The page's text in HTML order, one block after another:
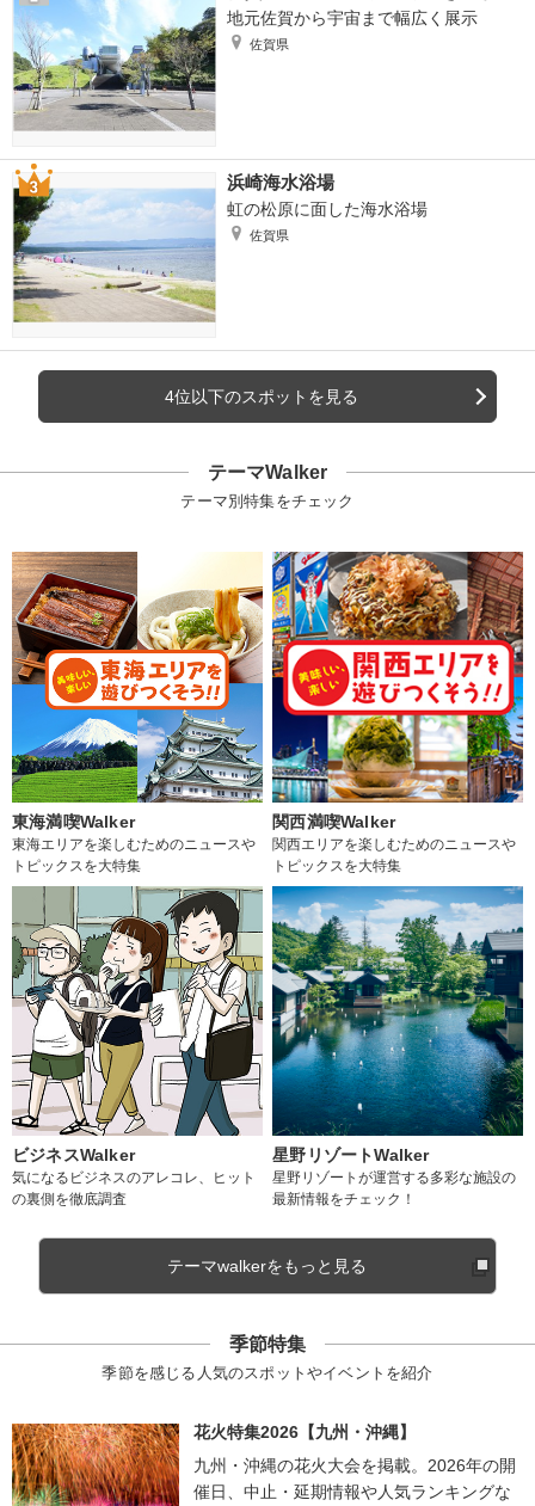
地元佐賀から宇宙まで幅広く展示
佐賀県
浜崎海水浴場
虹の松原に面した海水浴場
佐賀県
4位以下のスポットを見る
テーマWalker
テーマ別特集をチェック
東海満喫Walker
東海エリアを楽しむためのニュースや
トピックスを大特集
関西満喫Walker
関西エリアを楽しむためのニュースや
トピックスを大特集
ビジネスWalker
気になるビジネスのアレコレ、ヒット
の裏側を徹底調査
星野リゾートWalker
星野リゾートが運営する多彩な施設の
最新情報をチェック！
テーマwalkerをもっと見る
季節特集
季節を感じる人気のスポットやイベントを紹介
花火特集2026【九州・沖縄】
九州・沖縄の花火大会を掲載。2026年の開
催日、中止・延期情報や人気ランキングな